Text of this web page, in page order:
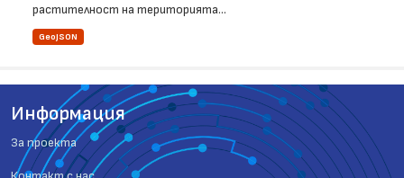
растителност на територията...
GeoJSON
Информация
За проекта